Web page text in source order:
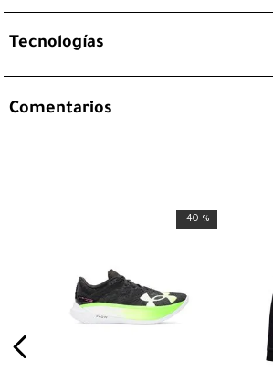
Tecnologías
Comentarios
-40 %